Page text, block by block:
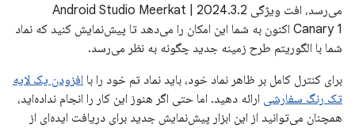
می‌رسد، افت ویژگی Android Studio Meerkat | 2024.3.2
Canary 1 اکنون به شما این امکان را می‌دهد تا پیش‌نمایش کنید که نماد
شما با الگوریتم طرح زمینه جدید چگونه به نظر می‌رسد.
برای کنترل کامل بر ظاهر نماد خود، باید نماد تم خود را با افزودن یک لایه
تک رنگ سفارشی ارائه دهید. اما حتی اگر هنوز این کار را انجام نداده‌اید،
همچنان می‌توانید از این ابزار پیش‌نمایش جدید برای دریافت ایده‌ای از